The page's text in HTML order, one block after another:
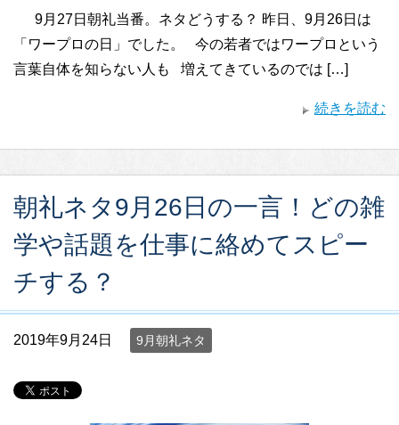
9月27日朝礼当番。ネタどうする？ 昨日、9月26日は
「ワープロの日」でした。 今の若者ではワープロという
言葉自体を知らない人も 増えてきているのでは […]
続きを読む
朝礼ネタ9月26日の一言！どの雑
学や話題を仕事に絡めてスピー
チする？
2019年9月24日 9月朝礼ネタ